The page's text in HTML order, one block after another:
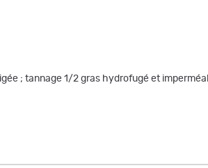
; tannage 1/2 gras hydrofugé et